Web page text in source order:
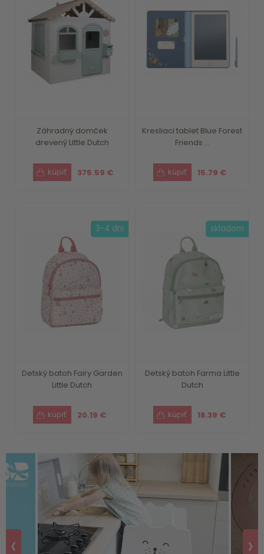
Záhradný domček
drevený Little Dutch
375.59 €
Kresliaci tablet Blue Forest
Friends ...
15.79 €
Detský batoh Fairy Garden
Little Dutch
20.19 €
3-4 dni
Detský batoh Farma Little
Dutch
18.39 €
skladom
❮ ❯